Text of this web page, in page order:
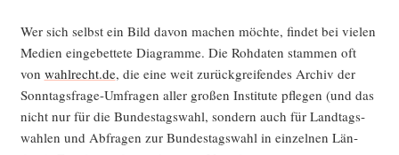
Wer sich selbst ein Bild davon machen möch­te, fin­det bei vie­len
Medi­en ein­ge­bet­te­te Dia­gram­me. Die Roh­da­ten stam­men oft
von wahlrecht.de, die eine weit zurück­grei­fen­des Archiv der
Sonn­tags­fra­ge-Umfra­gen aller gro­ßen Insti­tu­te pfle­gen (und das
nicht nur für die Bun­des­tags­wahl, son­dern auch für Land­tags­
wah­len und Abfra­gen zur Bun­des­tags­wahl in ein­zel­nen Län­